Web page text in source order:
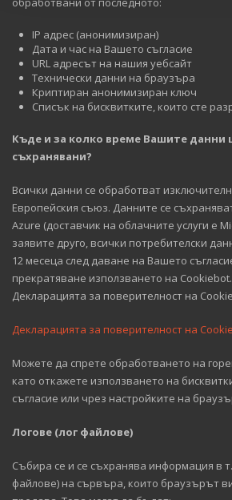
IP адрес (анонимизиран)
Дата и час на Вашето съгласие
URL адресът на нашия уебсайт
Технически данни на браузъра
Криптиран анонимизиран ключ
Списък на бисквитките, които сте
Къде и за колко време Вашите данни
съхранявани?
Всички данни се обработват
Европейския съюз. Данните се
Azure (доставчик на облачните услуги е
заявите друго, всички потребителски
12 месеца след даване на Вашето
прекратяване използването на
Декларацията за поверителност на
Декларацията за поверителност на
Можете да спрете обработването на
като откажете използването на
съгласие или чрез настройките на
Логове (лог файлове)
Събира се и се съхранява информация в
файлове) на сървъра, които браузърът